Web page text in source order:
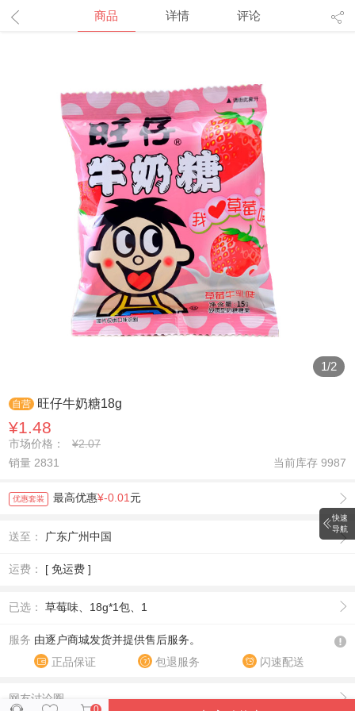
商品 详情 评论
1/2
自营 旺仔牛奶糖18g
¥1.48
市场价格：
¥2.07
销量 2831
当前库存 9987
优惠套装 最高优惠¥-0.01 元
送至： 广东广州中国
运费： [ 免运费 ]
已选： 草莓味、18g*1包、1
服务 由逐户商城发货并提供售后服务。
正品保证
包退服务 闪速配送
网友讨论圈
快速
导航